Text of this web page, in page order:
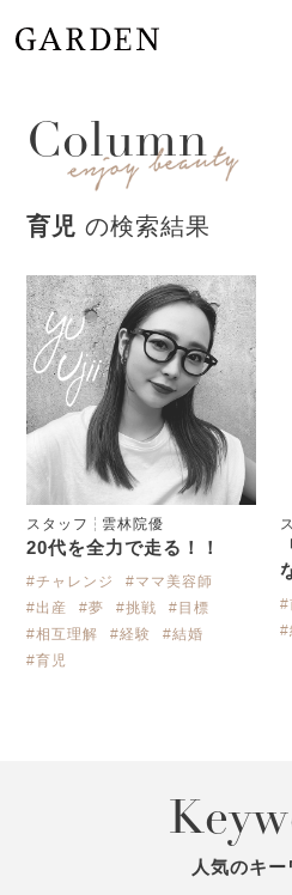
Column
育児 の検索結果
スタッフ 雲林院優
20代を全力で走る！！
#チャレンジ
#ママ美容師
#出産
#夢 #挑戦
#目標
#相互理解
#経験
#結婚
#育児
#
#
人気のキー